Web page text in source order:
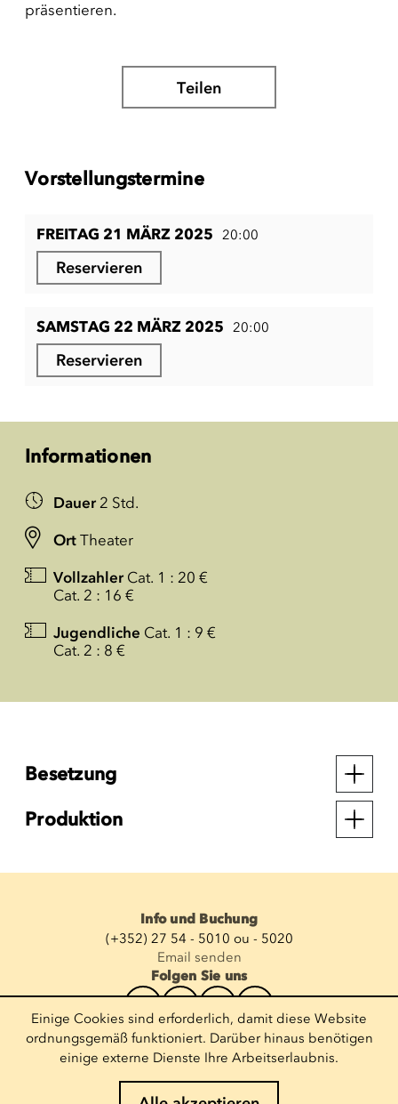
präsentieren.
Teilen
Vorstellungstermine
FREITAG 21 MÄRZ 2025 20:00
Reservieren
SAMSTAG 22 MÄRZ 2025 20:00
Reservieren
Informationen
Dauer 2 Std.
Ort Theater
Vollzahler Cat. 1 : 20 €
Cat. 2 : 16 €
Jugendliche Cat. 1 : 9 €
Cat. 2 : 8 €
Besetzung
Produktion
Info und Buchung
(+352) 27 54 - 5010 ou - 5020
Email senden
Folgen Sie uns
Newsletter abonnieren
E-Mail eingeben
Einige Cookies sind erforderlich, damit diese Website
ordnungsgemäß funktioniert. Darüber hinaus benötigen
einige externe Dienste Ihre Arbeitserlaubnis.